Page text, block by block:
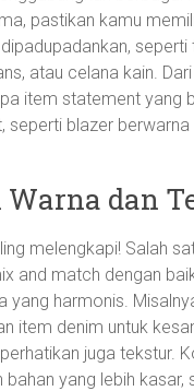
pastikan kamu
seperti
atau celana kain. Dari
item statement yang
seperti blazer berwarna
Warna dan
melengkapi! Salah
and match dengan
yang harmonis.
item denim untuk
juga tekstur.
bahan yang lebih